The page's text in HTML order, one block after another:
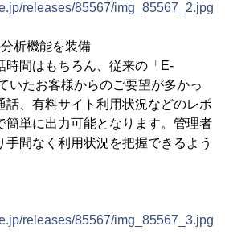
releases/85567/img_85567_2.jpg
析機能を装備
時間はもちろん、従来の「E-
いたお客様からのご要望が多かっ
話、有料サイト利用状況などのレポ
簡単に出力可能となります。管理者
手間なく利用状況を把握できるよう
releases/85567/img_85567_3.jpg